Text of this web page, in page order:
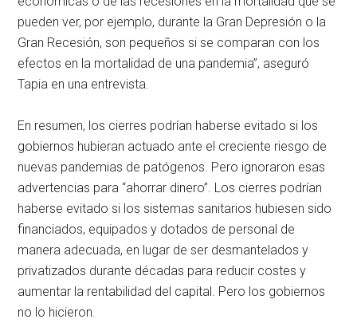
pueden ver, por ejemplo, durante la Gran Depresión o la
Gran Recesión, son pequeños si se comparan con los
efectos en la mortalidad de una pandemia”, aseguró
Tapia en una entrevista.
En resumen, los cierres podrían haberse evitado si los
gobiernos hubieran actuado ante el creciente riesgo de
nuevas pandemias de patógenos. Pero ignoraron esas
advertencias para “ahorrar dinero”. Los cierres podrían
haberse evitado si los sistemas sanitarios hubiesen sido
financiados, equipados y dotados de personal de
manera adecuada, en lugar de ser desmantelados y
privatizados durante décadas para reducir costes y
aumentar la rentabilidad del capital. Pero los gobiernos
no lo hicieron.